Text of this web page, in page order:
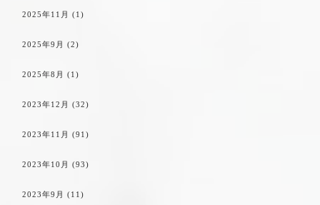
2025年11月 (1)
2025年9月 (2)
2025年8月 (1)
2023年12月 (32)
2023年11月 (91)
2023年10月 (93)
2023年9月 (11)